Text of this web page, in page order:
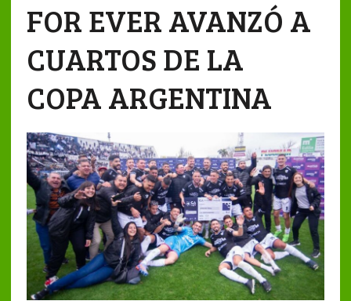
FOR EVER AVANZÓ A
CUARTOS DE LA
COPA ARGENTINA